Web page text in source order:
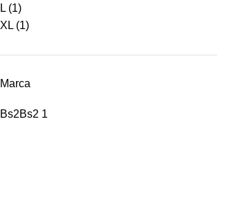
L (1)
XL (1)
Marca
Bs2Bs2 1